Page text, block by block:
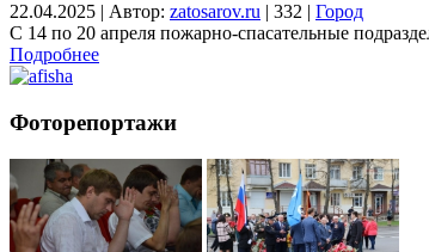
22.04.2025 | Автор: zatosarov.ru | 332 | Город
С 14 по 20 апреля пожарно-спасательные
Подробнее
Фоторепортажи